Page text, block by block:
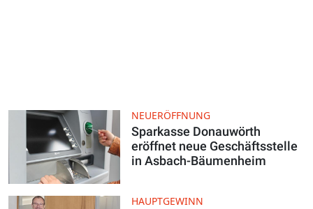
NEUERÖFFNUNG
Sparkasse Donauwörth
eröffnet neue Geschäftsstelle
in Asbach-Bäumenheim
HAUPTGEWINN